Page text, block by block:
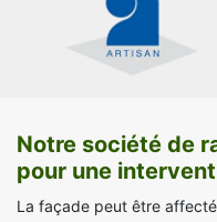
Notre société de
pour une
La façade peut être